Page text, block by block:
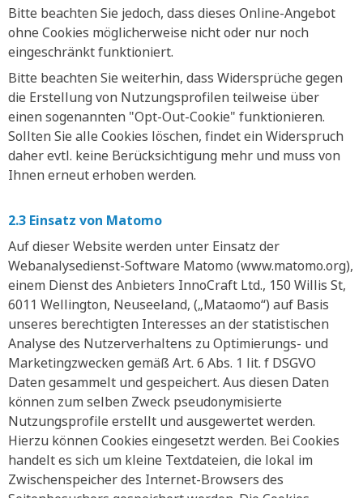
Bitte beachten Sie jedoch, dass dieses Online-Angebot
ohne Cookies möglicherweise nicht oder nur noch
eingeschränkt funktioniert.
Bitte beachten Sie weiterhin, dass Widersprüche gegen
die Erstellung von Nutzungsprofilen teilweise über
einen sogenannten "Opt-Out-Cookie" funktionieren.
Sollten Sie alle Cookies löschen, findet ein Widerspruch
daher evtl. keine Berücksichtigung mehr und muss von
Ihnen erneut erhoben werden.
2.3 Einsatz von Matomo
Auf dieser Website werden unter Einsatz der
Webanalysedienst-Software Matomo (www.matomo.org),
einem Dienst des Anbieters InnoCraft Ltd., 150 Willis St,
6011 Wellington, Neuseeland, („Mataomo“) auf Basis
unseres berechtigten Interesses an der statistischen
Analyse des Nutzerverhaltens zu Optimierungs- und
Marketingzwecken gemäß Art. 6 Abs. 1 lit. f DSGVO
Daten gesammelt und gespeichert. Aus diesen Daten
können zum selben Zweck pseudonymisierte
Nutzungsprofile erstellt und ausgewertet werden.
Hierzu können Cookies eingesetzt werden. Bei Cookies
handelt es sich um kleine Textdateien, die lokal im
Zwischenspeicher des Internet-Browsers des